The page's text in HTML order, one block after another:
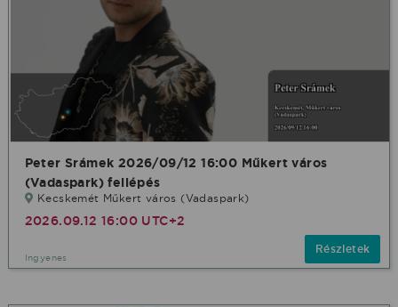
Peter Srámek 2026/09/12 16:00 Műkert város
(Vadaspark) fellépés
Kecskemét Műkert város (Vadaspark)
2026.09.12 16:00 UTC+2
Ingyenes
Részletek